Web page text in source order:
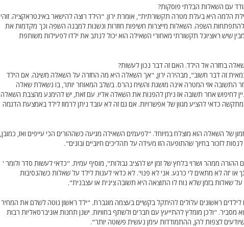
עם השאלות הבלתי פוסקות?
הלמה היא בעלת מטרה תקשורתית", אומרת ירון. "הילד רוצה להישאר באינטראקציה. זוהי
להתפתחות השפה. השאלות מייצרות חשיפות חוזרות ונשנות למבנה השפה וכך מקדמות את
שיש ראציונל תקשורתי מאחורי השאילה הוא יכול לנתב את ילדו לפעילות משותפת
בחזרה אל הילד. האם זה דבר נכון לעשות?
זה דבר חשוב", מבהירה ירון, "אך השאלה היא מה החזרה על השאלה משיגה. אם הילד
התשובה אזי המטרה אינה מושגת והשיח נהרס. בשלב המאוחר יותר, בו נשאלת שאלה
לחיפוש אחר תשובה אז ניתן להפנות את השאלה אליו. עם זאת, יש להימנע מהצבת השאלה
כדאי להציע מגוון של אפשרויות. אם גם זה לא עובד ניתן לרמוז לילד באמצעת הדגמה
של השאלה הוא מוצלח במיוחד. "לפעמים השאילה מגיעה כשההורים הכי עייפים ואז, כמובן,
לזכור בחיוך שהתופעה הזו מעידה על תהליכים חיוביים ובונים".
ממהר ושרוי בלחץ של זמן יש להציב גבולות", מוסיף עמית. "כדאי לעשות סדר ולומר '
או 'זה לא מתאים לי כרגע. אני לא פנוי'. לא כדאי לענות לילד על שאלות כשהנסיבות
שאלות בזמן שלא נוח לו התוצאה היא תשובה צינית או עצבנית".
לילדים ראשונים עלולים להיתקל בקשיים בעצמה מוגברת. "ילד ראשון נוטה לשלם את המחיר
מסביר. "ולכן מומלץ להתייעץ עם חברים ולשתף בחוויות. ישנן תחנות אוניברסאליות רבות
לצפות להן, ההתמודדות עימן נעשית פשוטה יותר".